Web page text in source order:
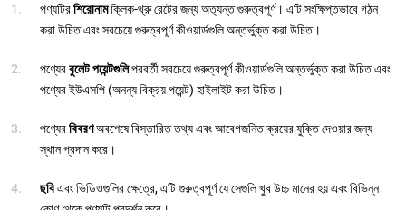
পণ্যটিরশিরোনামক্লিক-থ্রু রেটের জন্য অত্যন্ত গুরুত্বপূর্ণ। এটি সংক্ষিপ্তভাবে গঠন
করা উচিত এবং সবচেয়ে গুরুত্বপূর্ণ কীওয়ার্ডগুলি অন্তর্ভুক্ত করা উচিত।
পণ্যেরবুলেট পয়েন্টগুলিপরবর্তী সবচেয়ে গুরুত্বপূর্ণ কীওয়ার্ডগুলি অন্তর্ভুক্ত করা উচিত এবং
পণ্যের ইউএসপি (অনন্য বিক্রয় পয়েন্ট) হাইলাইট করা উচিত।
পণ্যেরবিবরণঅবশেষে বিস্তারিত তথ্য এবং আবেগজনিত ক্রয়ের যুক্তি দেওয়ার জন্য
স্থান প্রদান করে।
ছবিএবং ভিডিওগুলির ক্ষেত্রে, এটি গুরুত্বপূর্ণ যে সেগুলি খুব উচ্চ মানের হয় এবং বিভিন্ন